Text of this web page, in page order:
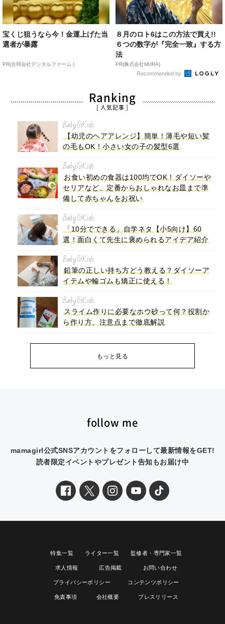
宝くじ狙うなら今！金運上げた当
選者が暴露
PR(合同会社デジタルファーム )
８月のロト6はこの方法で買え!!
６つの数字が『完全一致』する方
法
PR(株式会社MURA)
Recommended by
Ranking
[ 人気記事 ]
Baby&Kids
【幼児のヘアアレンジ】簡単！薄毛や短い髪
の毛もOK！小さい女の子の髪型6選
Baby&Kids
お食い初めの食器は100均でOK！ダイソーや
セリアなど、定番からおしゃれなお皿まで準
備して赤ちゃんをお祝い
Baby&Kids
「10分でできる」自学ネタ【小5向け】60
選！面白くて先生に褒められるアイデア紹介
Baby&Kids
鉛筆の正しい持ち方どう教える？ダイソーア
イテムや輪ゴムも矯正に使える！
Baby&Kids
スライム作りに必要なホウ砂って何？役割か
ら作り方、注意点まで徹底解説
もっと見る
follow me
mamagirl公式SNSアカウントをフォローして最新情報をGET!
読者限定イベントやプレゼント告知もお届け中
特集一覧 ライター一覧 監修者・専門家一覧
求人情報 広告掲載 お問い合わせ
プライバシーポリシー コンテンツポリシー
免責事項 会社概要 プレスリリース